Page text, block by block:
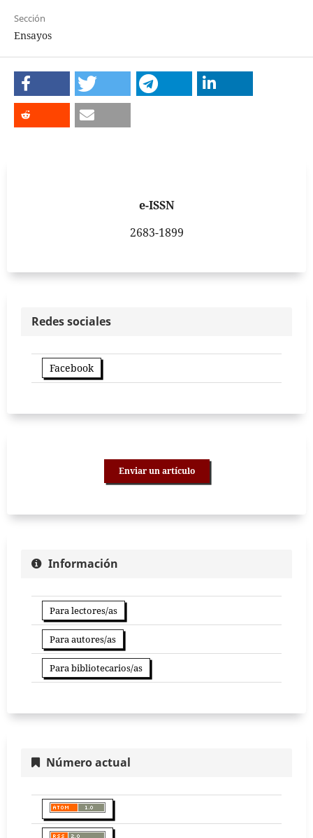
Sección
Ensayos
e-ISSN
2683-1899
Redes sociales
Facebook
Enviar un artículo
Información
Para lectores/as
Para autores/as
Para bibliotecarios/as
Número actual